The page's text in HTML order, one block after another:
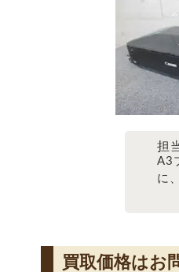
担
A3
に
買取価格はお